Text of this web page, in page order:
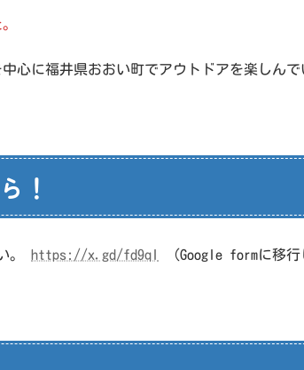
心に福井県おおい町でアウトドアを楽しんで
！
。 https://x.gd/fd9qI
（Google formに移行